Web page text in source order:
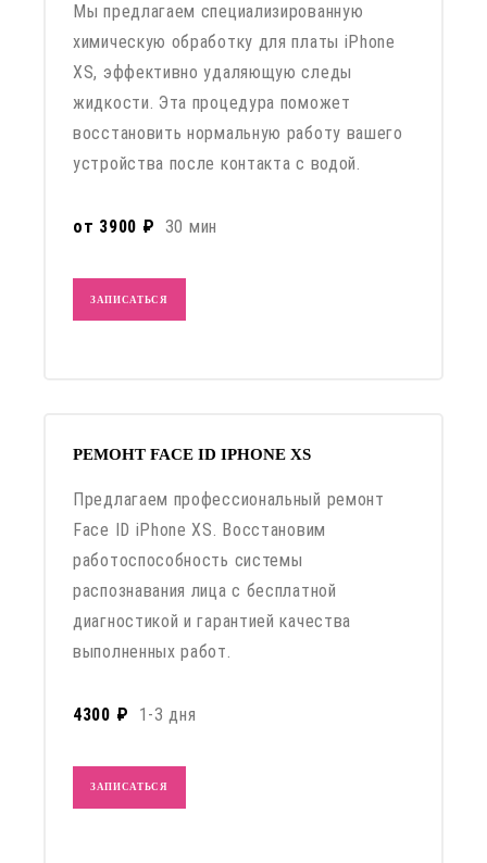
Мы предлагаем специализированную
химическую обработку для платы iPhone
XS, эффективно удаляющую следы
жидкости. Эта процедура поможет
восстановить нормальную работу вашего
устройства после контакта с водой.
от 3900 ₽ 30 мин
ЗАПИСАТЬСЯ
РЕМОНТ FACE ID IPHONE XS
Предлагаем профессиональный ремонт
Face ID iPhone XS. Восстановим
работоспособность системы
распознавания лица с бесплатной
диагностикой и гарантией качества
выполненных работ.
4300 ₽ 1-3 дня
ЗАПИСАТЬСЯ